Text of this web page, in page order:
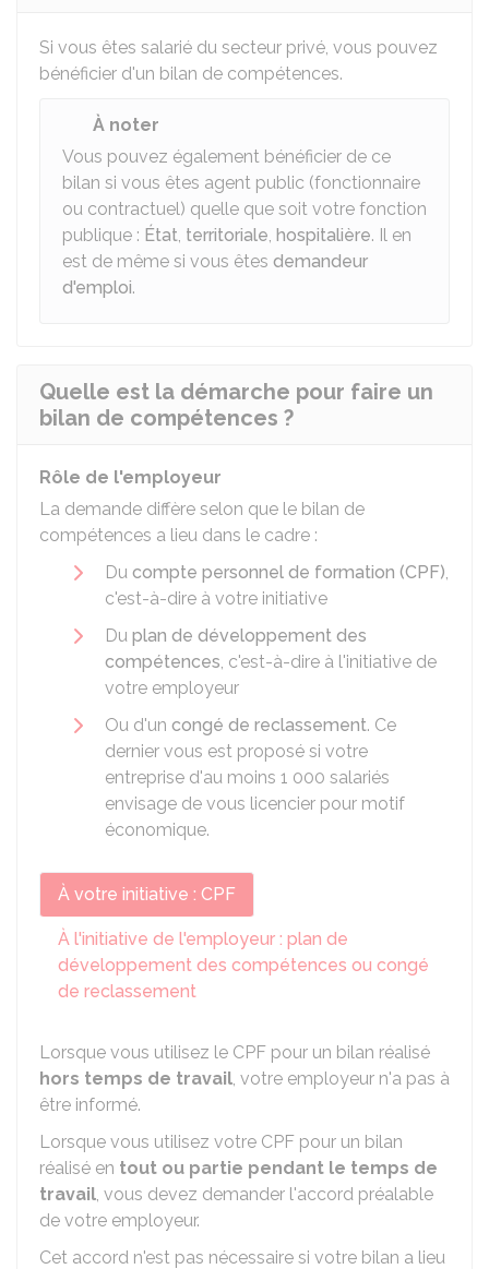
Si vous êtes salarié du secteur privé, vous pouvez
bénéficier d'un bilan de compétences.
À noter
Vous pouvez également bénéficier de ce
bilan si vous êtes agent public (fonctionnaire
ou contractuel) quelle que soit votre fonction
publique : État, territoriale, hospitalière. Il en
est de même si vous êtes demandeur
d'emploi.
Quelle est la démarche pour faire un
bilan de compétences ?
Rôle de l'employeur
La demande diffère selon que le bilan de
compétences a lieu dans le cadre :
Du compte personnel de formation (CPF),
c'est-à-dire à votre initiative
Du plan de développement des
compétences, c'est-à-dire à l'initiative de
votre employeur
Ou d'un congé de reclassement. Ce
dernier vous est proposé si votre
entreprise d'au moins 1 000 salariés
envisage de vous licencier pour motif
économique.
À votre initiative : CPF
À l'initiative de l'employeur : plan de
développement des compétences ou congé
de reclassement
Lorsque vous utilisez le CPF pour un bilan réalisé
hors temps de travail, votre employeur n'a pas à
être informé.
Lorsque vous utilisez votre CPF pour un bilan
réalisé en tout ou partie pendant le temps de
travail, vous devez demander l'accord préalable
de votre employeur.
Cet accord n'est pas nécessaire si votre bilan a lieu